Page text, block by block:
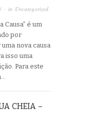
· in Uncategorized
Causa” é um
por
nova causa
isso uma
Para este
CHEIA –